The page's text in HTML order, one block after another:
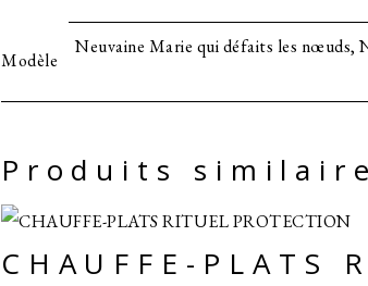
Modèle
Neuvaine Marie qui défaits les nœuds,
Produits
CHAUFFE-PLATS